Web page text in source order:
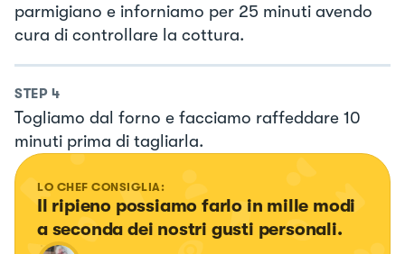
parmigiano e inforniamo per 25 minuti avendo
cura di controllare la cottura.
STEP 4
Togliamo dal forno e facciamo raffeddare 10
minuti prima di tagliarla.
LO CHEF CONSIGLIA:
Il ripieno possiamo farlo in mille modi
a seconda dei nostri gusti personali.